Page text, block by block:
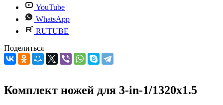
YouTube
WhatsApp
RUTUBE
Поделиться
Комплект ножей для 3-in-1/1320x1.5